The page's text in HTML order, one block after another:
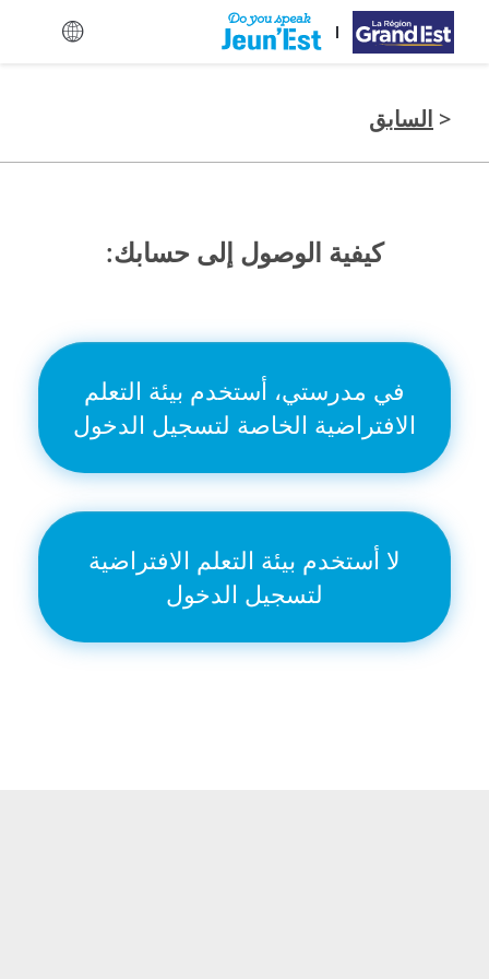
تخطي إلى المحتوى الرئيسي
< السابق
كيفية الوصول إلى حسابك:
في مدرستي، أستخدم بيئة التعلم
الافتراضية الخاصة لتسجيل الدخول
لا أستخدم بيئة التعلم الافتراضية
لتسجيل الدخول